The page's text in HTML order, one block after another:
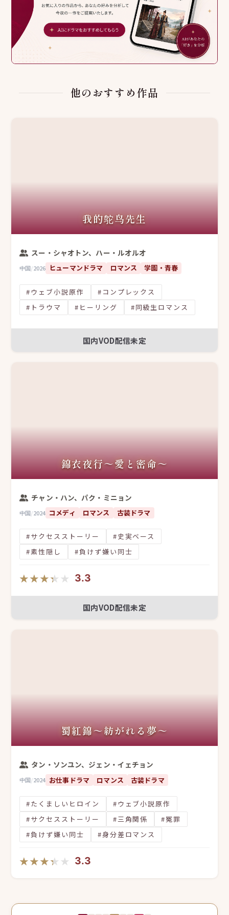
他のおすすめ作品
我的鸵鸟先生
スー・シャオトン、ハー・ルオルオ
中国/2026 ヒューマンドラマ ロマンス 学園・青春
#ウェブ小説原作
#コンプレックス
#トラウマ
#ヒーリング #同級生ロマンス
国内VOD配信未定
錦衣夜行～愛と密命～
チャン・ハン、パク・ミニョン
中国/2024 コメディ ロマンス 古装ドラマ
#サクセスストーリー
#史実ベース
#素性隠し
#負けず嫌い同士
★★★★★
★★★★★ 3.3
国内VOD配信未定
蜀紅錦～紡がれる夢～
タン・ソンユン、ジェン・イェチョン
中国/2024 お仕事ドラマ ロマンス 古装ドラマ
#たくましいヒロイン
#ウェブ小説原作
#サクセスストーリー
#三角関係
#冤罪
#負けず嫌い同士
#身分差ロマンス
★★★★★
★★★★★ 3.3